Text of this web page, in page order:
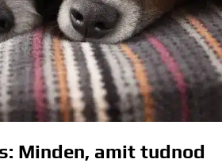
Minden, amit tudnod